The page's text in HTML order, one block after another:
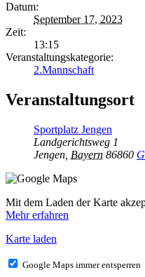
Datum:
September 17, 2023
Zeit:
13:15
Veranstaltungskategorie:
2.Mannschaft
Veranstaltungsort
Sportplatz Jengen
Landgerichtsweg 1
Jengen Bayern 86860
Mit dem Laden der Karte
Mehr erfahren
Karte laden
Google Maps immer entsperren